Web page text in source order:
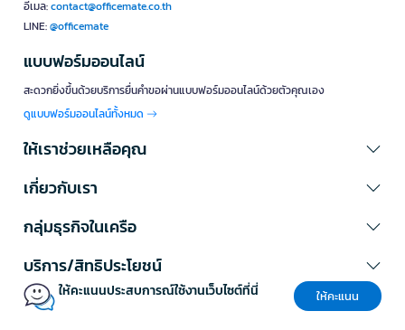
มีทั้งแฟลชไดรฟ์ ฮาร์ดดิสก์ภายนอก SSD และเมมโมรีการ์ด เหมาะสำหรับ
สำรอง จัดเก็บ และพกพาไฟล์ ควรพิจารณาความจุ ความเร็วในการอ่านเขียน
พอร์ตเชื่อมต่อ และรูปแบบการใช้งานก่อนเลือกซื้อ
อุปกรณ์เน็ตเวิร์ค
รวมเราเตอร์ แอ็กเซสพอยต์ สวิตช์ อะแดปเตอร์ และอุปกรณ์สำหรับเชื่อมต่อ
ครอบคลุม ความเร็วอินเทอร์เน็ต และมาตรฐาน Wi-Fi ที่อุปกรณ์รองรับ
อุปกรณ์เสริมแก็ดเจ็ต
ปเตอร์ เหมาะสำหรับเพิ่มความสะดวกในการใช้งานอุปกรณ์เคลื่อนที่ ควร
ตรวจสอบขนาด รุ่น พอร์ต และกำลังไฟที่รองรับ
คอมพิวเตอร์พกพา
รวมโน้ตบุ๊กและอุปกรณ์คอมพิวเตอร์ที่ออกแบบมาให้พกพาสะดวก เหมาะกับ
พนักงาน นักเรียน และผู้ที่ต้องทำงานหลายสถานที่ ควรพิจารณาหน่วย
อีเมล:contact@officemate.co.th
LINE:@officemate
แบบฟอร์มออนไลน์
สะดวกยิ่งขึ้นด้วยบริการยื่นคำขอผ่านแบบฟอร์มออนไลน์ด้วยตัวคุณเอง
ดูแบบฟอร์มออนไลน์ทั้งหมด
ให้เราช่วยเหลือคุณ
เกี่ยวกับเรา
กลุ่มธุรกิจในเครือ
บริการ/สิทธิประโยชน์
ให้คะแนนประสบการณ์ใช้งานเว็บไซต์ที่นี่ ให้คะแนน